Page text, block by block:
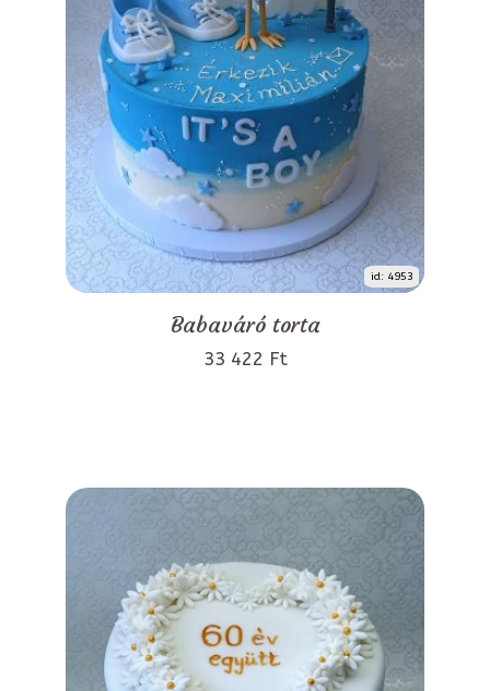
id: 4953
Babaváró torta
33 422 Ft